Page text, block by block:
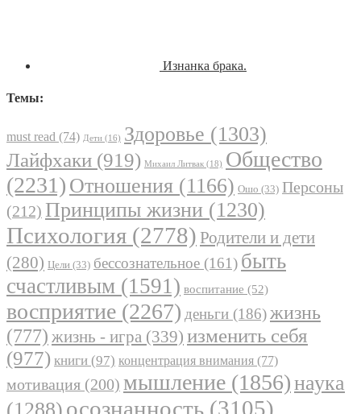
Изнанка брака.
Темы:
must read (74) Дети (16) Здоровье (1303)
Лайфхаки (919) Михаил Литвак (18) Общество
(2231) Отношения (1166) Ошо (33) Персоны
(212) Принципы жизни (1230)
Психология (2778) Родители и дети
(280) Цели (33) бессознательное (161) быть
счастливым (1591) воспитание (52)
восприятие (2267) деньги (186)жизнь
(777) жизнь - игра (339) изменить себя
(977) книги (97) концентрация внимания (77)
мотивация (200) мышление (1856)наука
осознанность (3105)